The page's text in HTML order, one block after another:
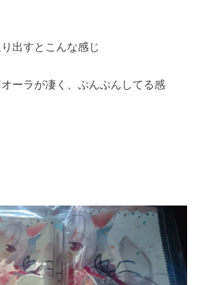
出すとこんな感じ
ーラが凄く、ぷんぷんしてる感